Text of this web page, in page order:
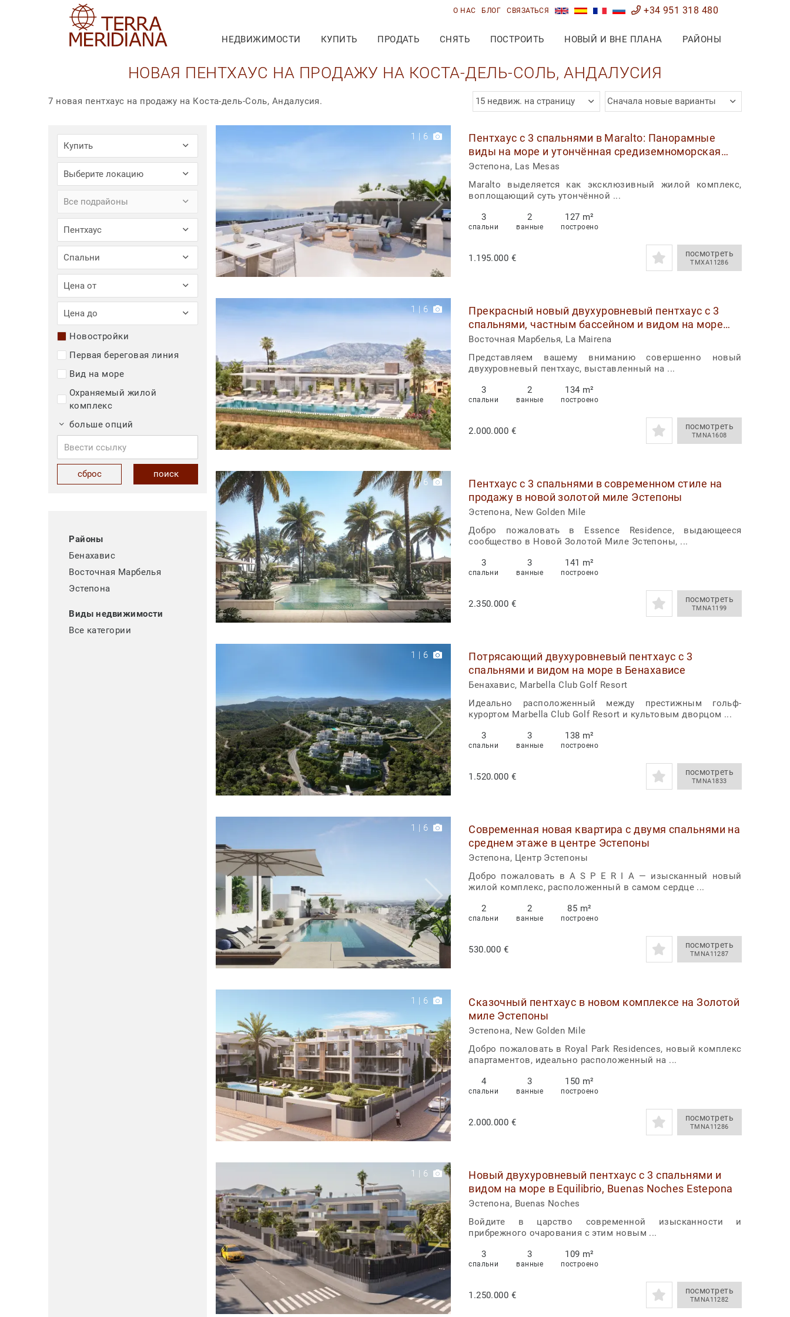
О НАС БЛОГ СВЯЗАТЬСЯ +34 951 318 480
НЕДВИЖИМОСТИ КУПИТЬ ПРОДАТЬ СНЯТЬ ПОСТРОИТЬ НОВЫЙ И ВНЕ ПЛАНА РАЙОНЫ
НОВАЯ ПЕНТХАУС НА ПРОДАЖУ НА КОСТА-ДЕЛЬ-СОЛЬ, АНДАЛУСИЯ
7 новая пентхаус на продажу на Коста-дель-Соль, Андалусия. 15 недвиж. на страницу Сначала новые варианты
Купить
Выберите локацию
Все подрайоны
Пентхаус
Спальни
Цена от
Цена до
Новостройки
Первая береговая линия
Вид на море
Охраняемый жилой
комплекс
больше опций
поиск
сброс
Районы
Бенахавис
Восточная Марбелья
Эстепона
Виды недвижимости
Все категории
1 | 6
Пентхаус с 3 спальнями в Maralto: Панорамные
виды на море и утончённая средиземноморская
жизнь
Эстепона, Las Mesas
Maralto выделяется как эксклюзивный жилой комплекс,
воплощающий суть утончённой ...
3
спальни
2
ванные
127 m²
построено
1.195.000 € посмотреть
TMXA11286
1 | 6
Прекрасный новый двухуровневый пентхаус с 3
спальнями, частным бассейном и видом на море
выставлен на продажу в Ocean View Marbella
Восточная Марбелья, La Mairena
Представляем вашему вниманию совершенно новый
двухуровневый пентхаус, выставленный на ...
3
спальни
2
ванные
134 m²
построено
2.000.000 € посмотреть
TMNA1608
1| 6
Пентхаус с 3 спальнями в современном стиле на
продажу в новой золотой миле Эстепоны
Эстепона, New Golden Mile
Добро пожаловать в Essence Residence, выдающееся
сообщество в Новой Золотой Миле Эстепоны, ...
3
спальни
3
ванные
141 m²
построено
2.350.000 € посмотреть
TMNA1199
1 | 6
Потрясающий двухуровневый пентхаус с 3
спальнями и видом на море в Бенахависе
Бенахавис, Marbella Club Golf Resort
Идеально расположенный между престижным гольф-
курортом Marbella Club Golf Resort и культовым дворцом ...
3
спальни
3
ванные
138 m²
построено
1.520.000 € посмотреть
TMNA1833
1 | 6
Современная новая квартира с двумя спальнями на
среднем этаже в центре Эстепоны
Эстепона, Центр Эстепоны
Добро пожаловать в A S P E R I A — изысканный новый
жилой комплекс, расположенный в самом сердце ...
2
спальни
2
ванные
85 m²
построено
530.000 € посмотреть
TMNA11287
1 | 6
Сказочный пентхаус в новом комплексе на Золотой
миле Эстепоны
Эстепона, New Golden Mile
Добро пожаловать в Royal Park Residences, новый комплекс
апартаментов, идеально расположенный на ...
4
спальни
3
ванные
150 m²
построено
2.000.000 € посмотреть
TMNA11286
1 | 6
Новый двухуровневый пентхаус с 3 спальнями и
видом на море в Equilibrio, Buenas Noches Estepona
Эстепона, Buenas Noches
Войдите в царство современной изысканности и
прибрежного очарования с этим новым ...
3
спальни
3
ванные
109 m²
построено
1.250.000 € посмотреть
TMNA11282